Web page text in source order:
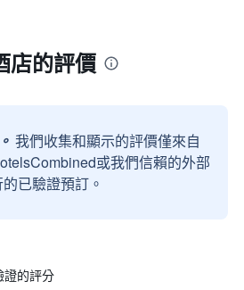
店的評價
我們收集和顯示的評價僅來自
或我們信賴的外部
已驗證預訂。
證的評分